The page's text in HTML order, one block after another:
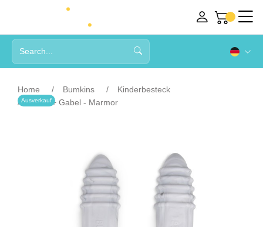
Home Bumkins
Kinderbesteck
Löffel + Gabel - Marmor
Ausverkauf